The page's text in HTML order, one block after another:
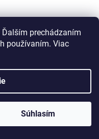
prechádzaním
používaním. Viac
Súhlasím
aplikátor - 1kus
Skladom